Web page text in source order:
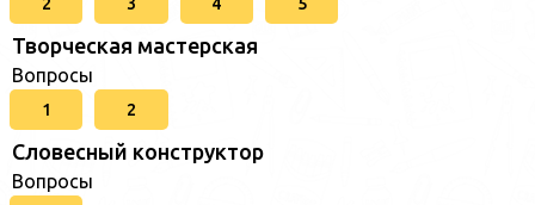
Творческая мастерская
Вопросы
1 2
Словесный конструктор
Вопросы